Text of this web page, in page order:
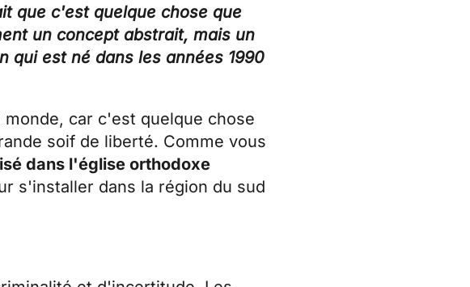
que c'est quelque chose que
un concept abstrait, mais un
qui est né dans les années 1990
car c'est quelque chose
soif de liberté. Comme vous
dans l'église orthodoxe
s'installer dans la région du sud